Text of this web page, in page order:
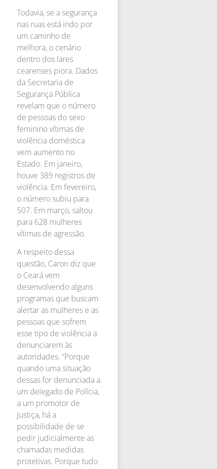
Todavia, se a segurança
nas ruas está indo por
um caminho de
melhora, o cenário
dentro dos lares
cearenses piora. Dados
da Secretaria de
Segurança Pública
revelam que o número
de pessoas do sexo
feminino vítimas de
violência doméstica
vem aumento no
Estado. Em janeiro,
houve 389 registros de
violência. Em fevereiro,
o número subiu para
507. Em março, saltou
para 628 mulheres
vítimas de agressão.
A respeito dessa
questão, Caron diz que
o Ceará vem
desenvolvendo alguns
programas que buscam
alertar as mulheres e as
pessoas que sofrem
esse tipo de violência a
denunciarem às
autoridades. “Porque
quando uma situação
dessas for denunciada a
um delegado de Polícia,
a um promotor de
Justiça, há a
possibilidade de se
pedir judicialmente as
chamadas medidas
protetivas. Porque tudo